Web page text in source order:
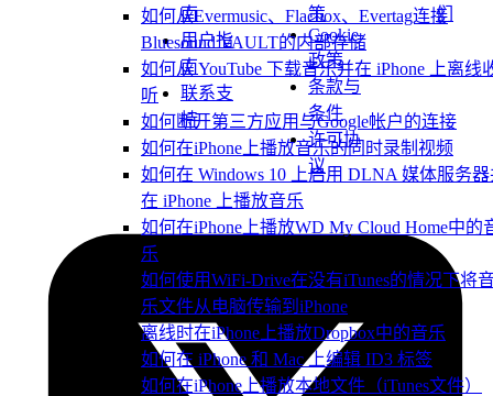
如何从Evermusic、Flacbox、Evertag连接
Bluesound VAULT的内部存储
如何从 YouTube 下载音乐并在 iPhone 上离线
听
如何断开第三方应用与Google帐户的连接
如何在iPhone上播放音乐的同时录制视频
如何在 Windows 10 上启用 DLNA 媒体服务
在 iPhone 上播放音乐
如何在iPhone上播放WD My Cloud Home中的
乐
如何使用WiFi-Drive在没有iTunes的情况下将
乐文件从电脑传输到iPhone
离线时在iPhone上播放Dropbox中的音乐
如何在 iPhone 和 Mac 上编辑 ID3 标签
如何在iPhone上播放本地文件（iTunes文件）
南
用户指
南
联系支
持
策
Cookie
政策
条款与
条件
许可协
议
们